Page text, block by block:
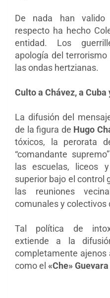
De nada han valido
respecto ha hecho
entidad. Los
apología del
las ondas hertzianas.
Culto a Chávez, a
La difusión del
de la figura de Hugo
tóxicos, la perorata
“comandante
las escuelas, liceos
superior bajo el control
las reuniones
comunales y colectivos
Tal política de
extiende a la
completamente ajenos
como el «Che»